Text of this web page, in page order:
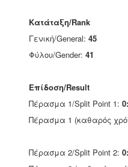
Κατάταξη/Rank
Γενική/General: 45
Φύλου/Gender: 41
Επίδοση/Result
Πέρασμα 1/Split Point 1:
Πέρασμα 1 (καθαρός
Πέρασμα 2/Split Point 2: